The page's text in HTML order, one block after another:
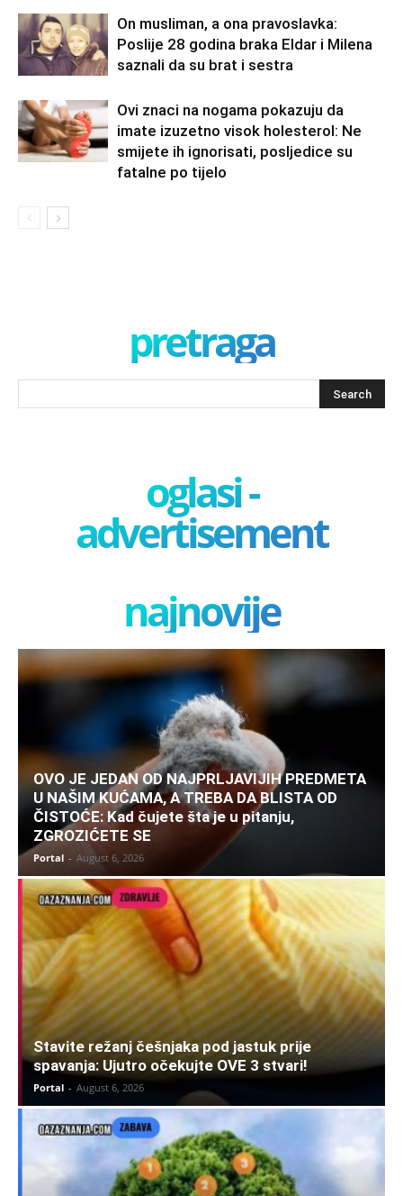
On musliman, a ona pravoslavka:
Poslije 28 godina braka Eldar i Milena
saznali da su brat i sestra
Ovi znaci na nogama pokazuju da
imate izuzetno visok holesterol: Ne
smijete ih ignorisati, posljedice su
fatalne po tijelo
pretraga
oglasi -
advertisement
najnovije
OVO JE JEDAN OD NAJPRLJAVIJIH PREDMETA
U NAŠIM KUĆAMA, A TREBA DA BLISTA OD
ČISTOĆE: Kad čujete šta je u pitanju,
ZGROZIĆETE SE
Portal - August 6, 2026
Stavite režanj češnjaka pod jastuk prije
spavanja: Ujutro očekujte OVE 3 stvari!
Portal - August 6, 2026